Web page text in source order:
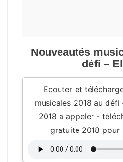
Nouveautés
défi –
Ecouter et
musicales 2018 au défi
2018 à appeler -
gratuite 2018 pour